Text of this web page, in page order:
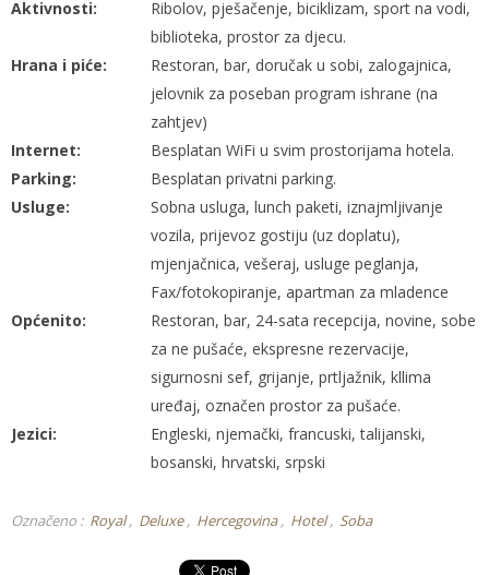
Aktivnosti:
Ribolov, pješačenje, biciklizam, sport na vodi,
biblioteka, prostor za djecu.
Hrana i piće:
Restoran, bar, doručak u sobi, zalogajnica,
jelovnik za poseban program ishrane (na
zahtjev)
Internet:
Besplatan WiFi u svim prostorijama hotela.
Parking:
Besplatan privatni parking.
Usluge:
Sobna usluga, lunch paketi, iznajmljivanje
vozila, prijevoz gostiju (uz doplatu),
mjenjačnica, vešeraj, usluge peglanja,
Fax/fotokopiranje, apartman za mladence
Općenito:
Restoran, bar, 24-sata recepcija, novine, sobe
za ne pušaće, ekspresne rezervacije,
sigurnosni sef, grijanje, prtljažnik, kllima
uređaj, označen prostor za pušaće.
Jezici:
Engleski, njemački, francuski, talijanski,
bosanski, hrvatski, srpski
Označeno : Royal Deluxe Hercegovina Hotel Soba